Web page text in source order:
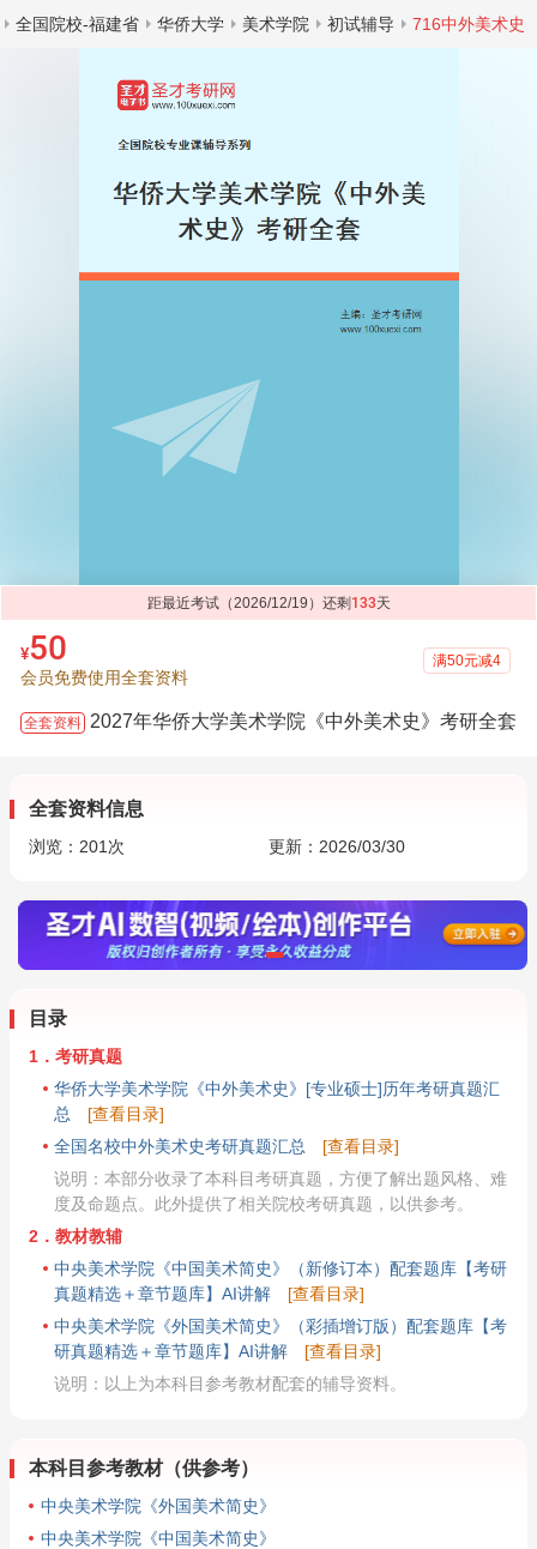
全国院校-福建省 华侨大学 美术学院 初试辅导 716中外美术史
距最近考试（2026/12/19）还剩 133天
¥50
会员免费使用全套资料
满50元减4
全套资料 2027年华侨大学美术学院《中外美术史》考研全套
全套资料信息
浏览： 201 次 更新：2026/03/30
目录
1．考研真题
华侨大学美术学院《中外美术史》[专业硕士]历年考研真题汇
总
[查看目录]
全国名校中外美术史考研真题汇总
[查看目录]
说明：本部分收录了本科目考研真题，方便了解出题风格、难
度及命题点。此外提供了相关院校考研真题，以供参考。
2．教材教辅
中央美术学院《中国美术简史》（新修订本）配套题库【考研
真题精选＋章节题库】AI讲解
[查看目录]
中央美术学院《外国美术简史》（彩插增订版）配套题库【考
研真题精选＋章节题库】AI讲解
[查看目录]
说明：以上为本科目参考教材配套的辅导资料。
本科目参考教材（供参考）
中央美术学院《外国美术简史》
中央美术学院《中国美术简史》